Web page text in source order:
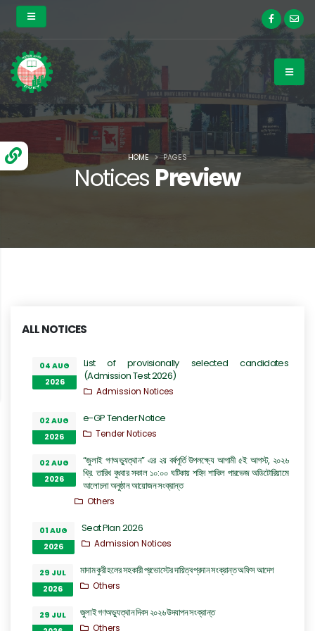
Notices Preview
HOME PAGES
ALL NOTICES
04 AUG
2026
List of provisionally selected candidates
(Admission Test 2026)
Admission Notices
02 AUG
2026
e-GP Tender Notice
Tender Notices
02 AUG
2026
“জুলাই গণঅভ্যুত্থান” এর ২য় বর্ষপূর্তি উপলক্ষ্যে আগামী ৫ই আগস্ট, ২০২৬
খ্রি. তারিখ বুধবার সকাল ১০:০০ ঘটিকায় শহিদ শাকিল পারভেজ অডিটোরিয়ামে
আলোচনা অনুষ্ঠান আয়োজন সংক্রান্ত
Others
01 AUG
2026
Seat Plan 2026
Admission Notices
29 JUL
2026
মাদাম কুরী হলের সহকারী প্রভোস্টের দায়িত্ব প্রদান সংক্রান্ত অফিস আদেশ
Others
29 JUL
জুলাই গণঅভ্যুত্থান দিবস ২০২৬ উদযাপন সংক্রান্ত
Others